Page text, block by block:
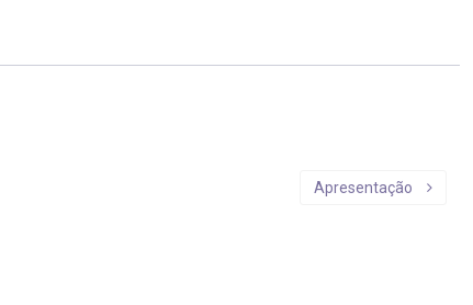
Apresentação